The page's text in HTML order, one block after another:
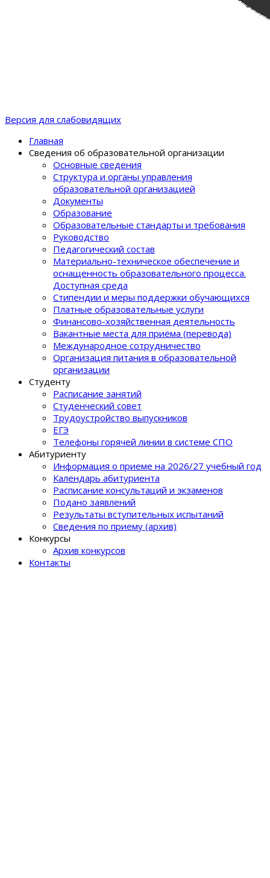
Версия для слабовидящих
Главная
Сведения об образовательной организации
Основные сведения
Структура и органы управления
образовательной организацией
Документы
Образование
Образовательные стандарты и требования
Руководство
Педагогический состав
Материально-техническое обеспечение и
оснащенность образовательного процеcса.
Доступная среда
Стипендии и меры поддержки обучающихся
Платные образовательные услуги
Финансово-хозяйственная деятельность
Вакантные места для приёма (перевода)
Международное сотрудничество
Организация питания в образовательной
организации
Студенту
Расписание занятий
Студенческий совет
Трудоустройство выпускников
ЕГЭ
Телефоны горячей линии в системе СПО
Абитуриенту
Информация о приеме на 2026/27 учебный год
Календарь абитуриента
Расписание консультаций и экзаменов
Подано заявлений
Результаты вступительных испытаний
Сведения по приему (архив)
Конкурсы
Архив конкурсов
Контакты